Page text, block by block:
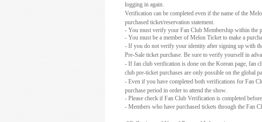
logging in again.
Verification can be completed even if the name of the
purchased ticket/reservation statement.
- You must verify your Fan Club Membership within the
- You must be a member of Melon Ticket to make a
- If you do not verify your identity after signing up with
Pre-Sale ticket purchase. Be sure to verify yourself in
- If fan club verification is done on the Korean page, fan
club pre-ticket purchases are only possible on the global
- Even if you have completed both verifications for Fan
purchase period in order to attend the show.
- Please check if Fan Club Verification is completed
- Members who have purchased tickets through the Fan